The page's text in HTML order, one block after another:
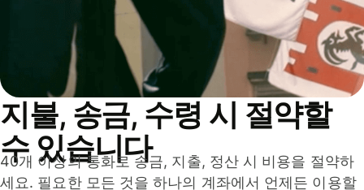
지불, 송금, 수령 시 절약할
수 있습니다
40개 이상의 통화로 송금, 지출, 정산 시 비용을 절약하
세요. 필요한 모든 것을 하나의 계좌에서 언제든 이용할